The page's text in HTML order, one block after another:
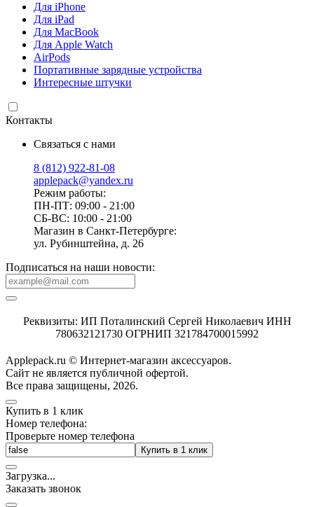
Для iPhone
Для iPad
Для MacBook
Для Apple Watch
AirPods
Портативные зарядные устройства
Интересные штучки
Контакты
Связаться с нами
8 (812) 922-81-08
applepack@yandex.ru
Режим работы:
ПН-ПТ: 09:00 - 21:00
СБ-ВС: 10:00 - 21:00
Магазин в Санкт-Петербурге:
ул. Рубинштейна, д. 26
Подписаться на наши новости:
Реквизиты: ИП Поталинский Сергей Николаевич ИНН
780632121730 ОГРНИП 321784700015992
Applepack.ru © Интернет-магазин аксессуаров.
Cайт не является публичной офертой.
Все права защищены, 2026.
Купить в 1 клик
Номер телефона:
Проверьте номер телефона
Купить в 1 клик
Загрузка...
Заказать звонок